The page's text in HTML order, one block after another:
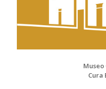
Museo
Cura